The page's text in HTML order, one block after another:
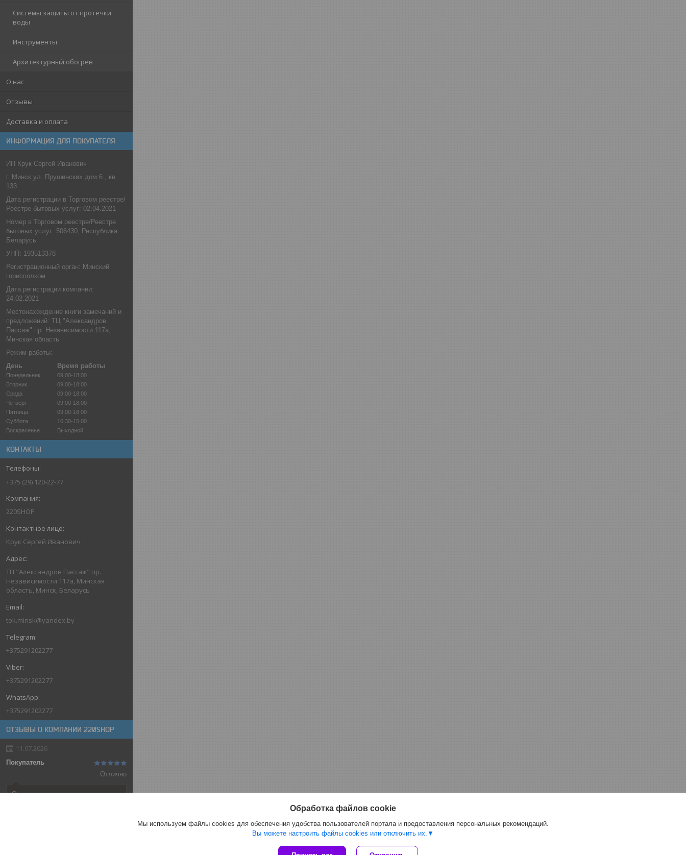
Системы защиты от протечки
воды
Инструменты
Архитектурный обогрев
О нас
Отзывы
Доставка и оплата
ИНФОРМАЦИЯ ДЛЯ ПОКУПАТЕЛЯ
ИП Крук Сергей Иванович
г. Минск ул. Прушинских дом 6 , кв
133
Дата регистрации в Торговом реестре/
Реестре бытовых услуг: 02.04.2021
Номер в Торговом реестре/Реестре
бытовых услуг: 506430, Республика
Беларусь
УНП: 193513378
Регистрационный орган: Минский
горисполком
Дата регистрации компании:
24.02.2021
Местонахождение книги замечаний и
предложений: ТЦ "Александров
Пассаж" пр. Независимости 117а,
Минская область
Режим работы:
День
Время работы
Понедельник
09:00-18:00
Вторник
09:00-18:00
Среда
09:00-18:00
Четверг
09:00-18:00
Пятница
09:00-18:00
Суббота
10:30-15:00
Воскресенье
Выходной
КОНТАКТЫ
+375 (29) 120-22-77
220SHOP
Крук Сергей Иванович
ТЦ "Александров Пассаж" пр.
Независимости 117а, Минская
область, Минск, Беларусь
tok.minsk@yandex.by
+375291202277
+375291202277
+375291202277
ОТЗЫВЫ О КОМПАНИИ 220SHOP
11.07.2026
Покупатель
Отлично
Оригинальные товары автоматов
Обработка файлов cookie
Мы используем файлы cookies для обеспечения удобства пользователей портала и предоставления персональных рекомендаций.
Вы можете настроить файлы cookies или отключить их.